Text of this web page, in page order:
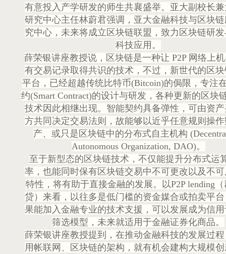
有意投入产学研发的师生共襄盛举。亚大副校长
研究中心主任林蔚君强调，亚大金融科技与区块
究中心，未来将成立区块链联盟，致力区块链研
科技应用。
薛荣银讲座教授说，区块链是一种让 P2P 网络上
有交易记录取得共识的技术，不过，新世代的区
平台，已经超越传统比特币(Bitcoin)的侷限，专注
约(Smart Contract)的设计与研发，各种更新的区块
技术因此相继出现。智能契约具备弹性，可由资
方共同决定交易法则，故能够以近乎任意规则操
产、或只是区块链中的分布式自主机构
Autonomous Organization, DAO)。
至于新型态的区块链技术，不仅能提升分布式运
率，也能同时保有区块链交易中不可更改以及不
特性，将有助于直接金融的发展。以P2P lending
贷）来看，以往多是低门槛的资金媒合或拍卖平
果能加入金融专业的技术支援，可以发展成为信
筛选模型，未来就适用于金融证券化商品。
薛荣银讲座教授提到，在推动金融科技的发展过
用帐联网、区块链的架构，就有机会建构大规模